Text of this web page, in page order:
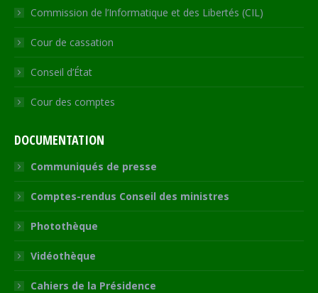
Commission de l’Informatique et des Libertés (CIL)
Cour de cassation
Conseil d’État
Cour des comptes
DOCUMENTATION
Communiqués de presse
Comptes-rendus Conseil des ministres
Photothèque
Vidéothèque
Cahiers de la Présidence